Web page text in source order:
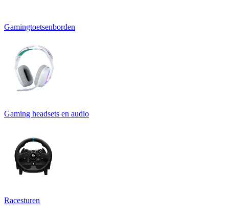
Gamingtoetsenborden
Gaming headsets en audio
Racesturen